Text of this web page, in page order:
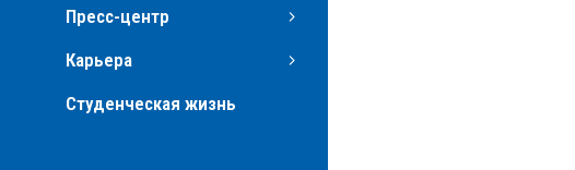
Пресс-центр
Карьера
Студенческая жизнь